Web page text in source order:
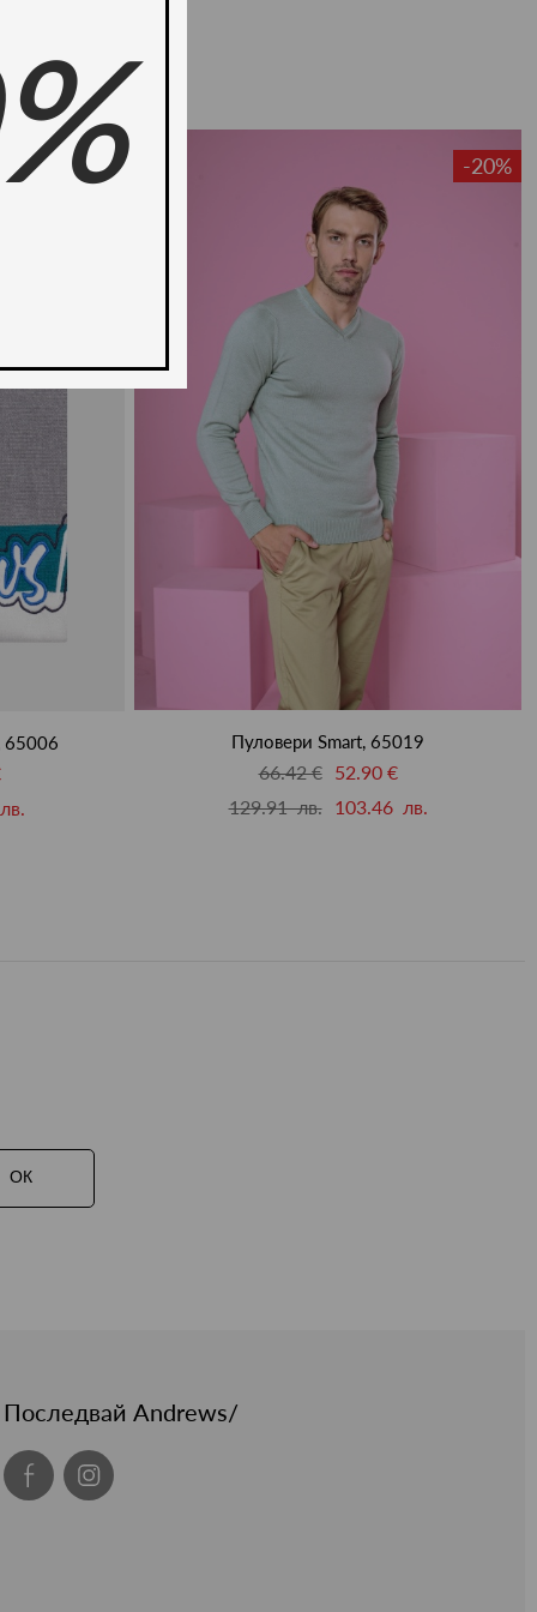
-50%
65006
-20%
Пуловери Smart, 65019
66.42 €
52.90 €
129.91 лв.
103.46 лв.
ОК
Последвай Andrews/